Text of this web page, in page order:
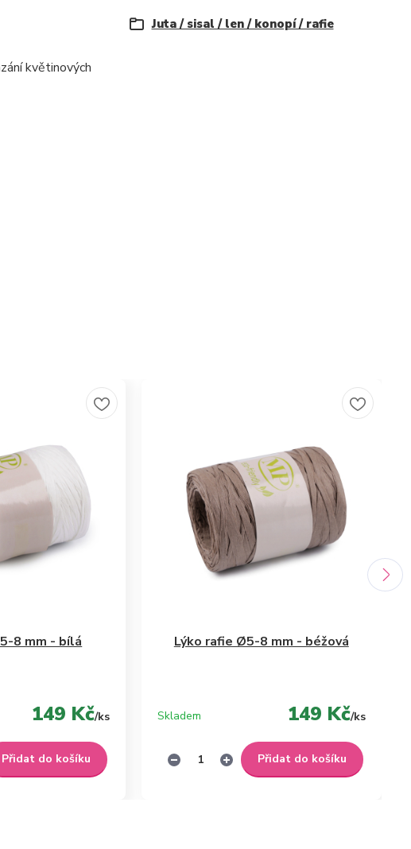
květinových
Juta / sisal / len / konopí / rafie
8 mm - bílá
149 Kč/ks
Přidat do košíku
Lýko rafie Ø5-8 mm - béžová
149 Kč/ks
Skladem
Přidat do košíku